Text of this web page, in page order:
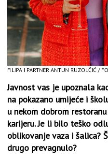
FILIPA I PARTNER ANTUN RUZOLČIĆ /
Javnost vas je upoznala
na pokazano umijeće i
u nekom dobrom
karijeru. Je li bilo teško
oblikovanje vaza i šalica?
drugo prevagnulo?